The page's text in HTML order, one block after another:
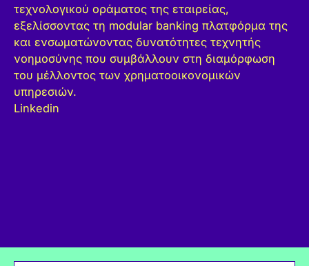
τεχνολογικού οράματος της εταιρείας,
εξελίσσοντας τη modular banking πλατφόρμα της
και ενσωματώνοντας δυνατότητες τεχνητής
νοημοσύνης που συμβάλλουν στη διαμόρφωση
του μέλλοντος των χρηματοοικονομικών
υπηρεσιών.
Linkedin